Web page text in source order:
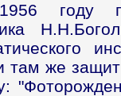
году
же